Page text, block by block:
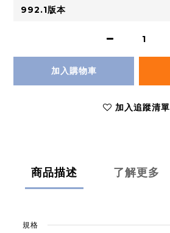
加入購物車
加入追蹤清單
商品描述 了解更多
規格